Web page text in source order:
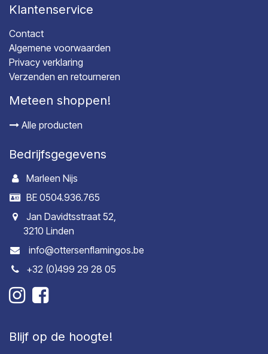
Klantenservice
Contact
Algemene voorwaarden
Privacy verklaring
Verzenden en retourneren
Meteen shoppen!
Alle producten
Bedrijfsgegevens
Marleen Nijs
BE 0504.936.765
Jan Davidtsstraat 52,
3210 Linden
info@ottersenflamingos.be
+32 (0)499 29 28 05
Blijf op de hoogte!